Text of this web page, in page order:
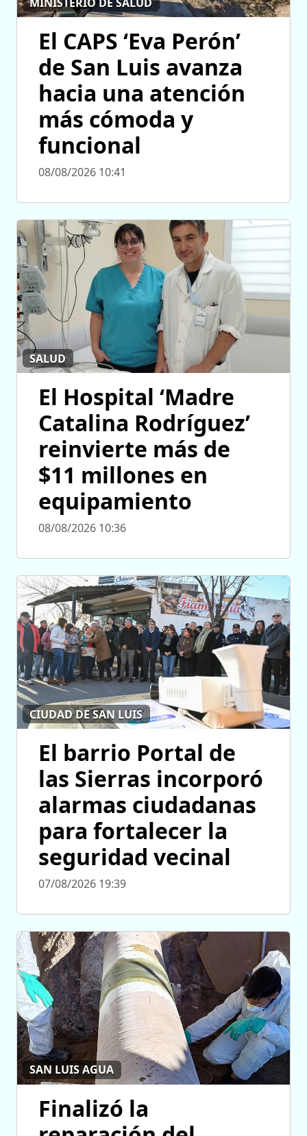
El CAPS ‘Eva Perón’
de San Luis avanza
hacia una atención
más cómoda y
funcional
08/08/2026 10:41
SALUD
El Hospital ‘Madre
Catalina Rodríguez’
reinvierte más de
$11 millones en
equipamiento
08/08/2026 10:36
CIUDAD DE SAN LUIS
El barrio Portal de
las Sierras incorporó
alarmas ciudadanas
para fortalecer la
seguridad vecinal
07/08/2026 19:39
SAN LUIS AGUA
Finalizó la